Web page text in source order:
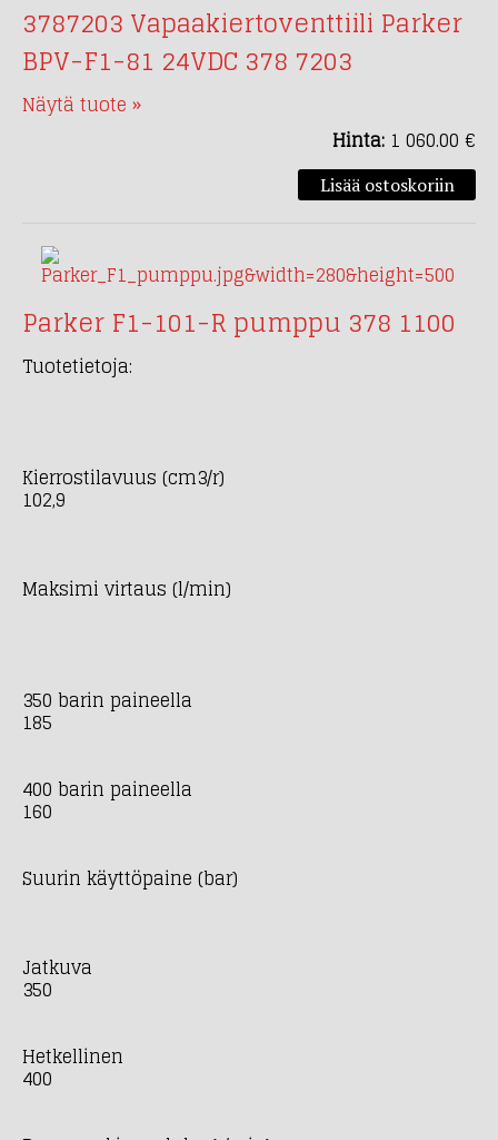
3787203 Vapaakiertoventtiili Parker
BPV-F1-81 24VDC 378 7203
Näytä tuote »
Hinta: 1 060.00 €
Parker F1-101-R pumppu 378 1100
Tuotetietoja:
Kierrostilavuus (cm3/r)
102,9
Maksimi virtaus (l/min)
350 barin paineella
185
400 barin paineella
160
Suurin käyttöpaine (bar)
Jatkuva
350
Hetkellinen
400